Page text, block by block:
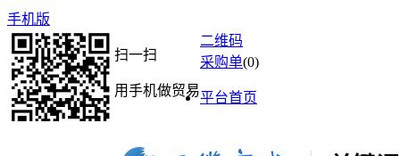
手机版
扫一扫
用手机做贸易
二维码
采购单(0)
平台首页